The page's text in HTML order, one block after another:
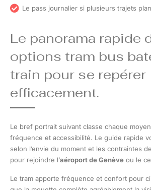
Le pass journalier si plusieurs trajets
Le panorama rapide
options tram bus
train pour se repérer
efficacement.
Le bref portrait suivant classe chaque
fréquence et accessibilité. Le guide rapide
selon l’envie du moment et les contraintes
pour rejoindre l’aéroport de Genève ou le
Le tram apporte fréquence et confort pour